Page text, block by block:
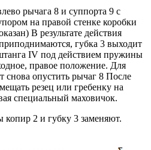
рычага 8 и суппорта 9 с
на правой стенке коробки
В результате действия
губка 3 выходит
IV под действием пружины
правое положение. Для
снова опустить рычаг 8 После
резец или гребенку на
специальный маховичок.
копир 2 и губку 3 заменяют.